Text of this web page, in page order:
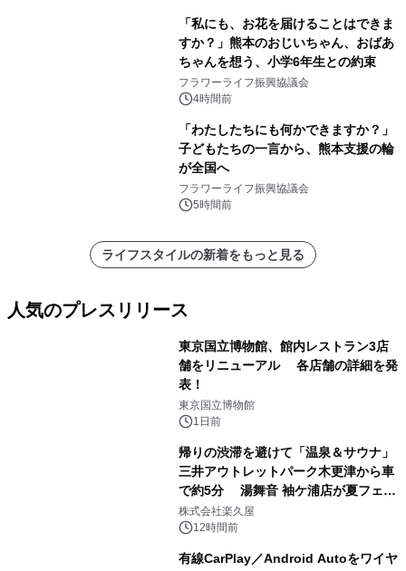
「私にも、お花を届けることはできま
すか？」熊本のおじいちゃん、おばあ
ちゃんを想う、小学6年生との約束
フラワーライフ振興協議会
4時間前
「わたしたちにも何かできますか？」
子どもたちの一言から、熊本支援の輪
が全国へ
フラワーライフ振興協議会
5時間前
ライフスタイルの新着をもっと見る
人気のプレスリリース
東京国立博物館、館内レストラン3店
舗をリニューアル 各店舗の詳細を発
表！
東京国立博物館
1日前
帰りの渋滞を避けて「温泉＆サウナ」
三井アウトレットパーク木更津から車
で約5分 湯舞音 袖ケ浦店が夏フェア
メニューを提供
株式会社楽久屋
12時間前
有線CarPlay／Android Autoをワイヤ